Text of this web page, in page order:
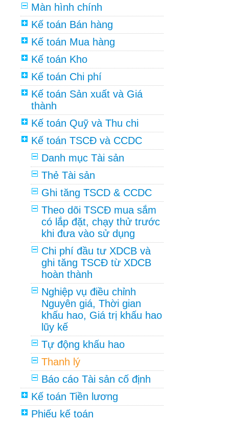
Màn hình chính
Kế toán Bán hàng
Kế toán Mua hàng
Kế toán Kho
Kế toán Chi phí
Kế toán Sản xuất và Giá
thành
Kế toán Quỹ và Thu chi
Kế toán TSCĐ và CCDC
Danh mục Tài sản
Thẻ Tài sản
Ghi tăng TSCD & CCDC
Theo dõi TSCĐ mua sắm
có lắp đặt, chạy thử trước
khi đưa vào sử dụng
Chi phí đầu tư XDCB và
ghi tăng TSCĐ từ XDCB
hoàn thành
Nghiệp vụ điều chỉnh
Nguyên giá, Thời gian
khấu hao, Giá trị khấu hao
lũy kế
Tự động khấu hao
Thanh lý
Báo cáo Tài sản cố định
Kế toán Tiền lương
Phiếu kế toán